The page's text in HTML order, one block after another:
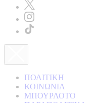
ΠΟΛΙΤΙΚΗ
ΚΟΙΝΩΝΙΑ
ΜΠΟΥΡΛΟΤΟ